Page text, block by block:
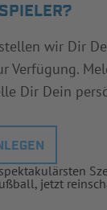
wir Dir
Verfügung.
Dir Dein
jetzt